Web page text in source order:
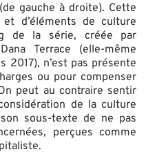
gauche à droite). Cette
d’éléments de culture
de la série, créée par
Terrace (elle-même
2017), n’est pas présente
ou pour compenser
peut au contraire sentir
de la culture
sous-texte de ne pas
perçues comme